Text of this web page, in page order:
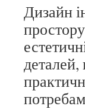
Дизайн